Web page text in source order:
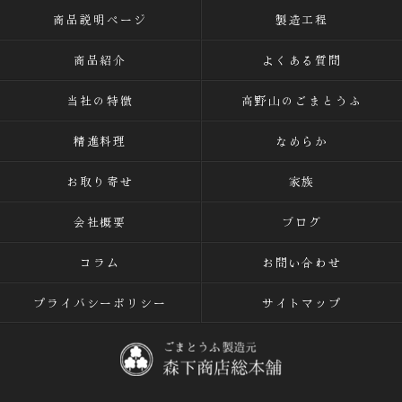
商品説明ページ 製造工程
商品紹介 よくある質問
当社の特徴 高野山のごまとうふ
精進料理 なめらか
お取り寄せ 家族
会社概要 ブログ
コラム お問い合わせ
プライバシーポリシー サイトマップ